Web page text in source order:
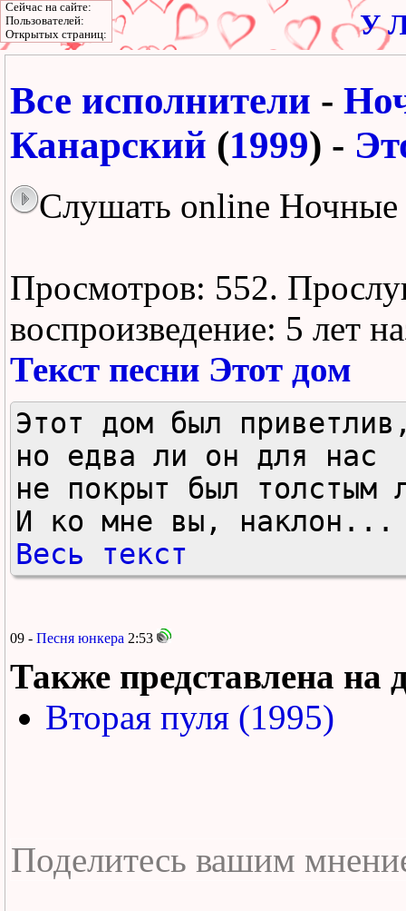
У
Все исполнители -
Канарский (1999) -
Слушать online
Просмотров: 552.
воспроизведение: 5 лет
Текст песни Этот дом
Этот дом был
но едва ли он для нас
не покрыт был
И ко мне вы, наклон...
Весь текст
09 - Песня юнкера 2:53
Также представлена на
Вторая пуля (1995)
Сейчас на сайте:
Пользователей:
Открытых страниц: